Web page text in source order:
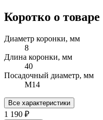
Коротко о товаре
Диаметр коронки, мм
8
Длина коронки, мм
40
Посадочный диаметр, мм
М14
Все характеристики
1 190 ₽